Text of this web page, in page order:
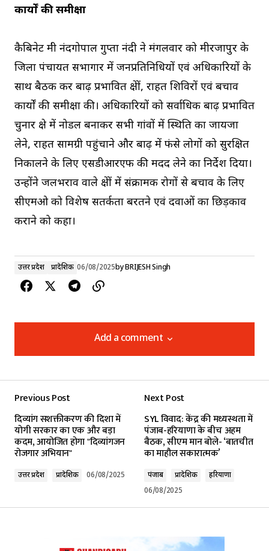
कार्यों की समीक्षा
कैबिनेट मंत्री नंदगोपाल गुप्ता नंदी ने मंगलवार को मीरजापुर के
जिला पंचायत सभागार में जनप्रतिनिधियों एवं अधिकारियों के
साथ बैठक कर बाढ़ प्रभावित क्षेत्रों, राहत शिविरों एवं बचाव
कार्यों की समीक्षा की। अधिकारियों को सर्वाधिक बाढ़ प्रभावित
चुनार क्षेत्र में नोडल बनाकर सभी गांवों में स्थिति का जायजा
लेने, राहत सामग्री पहुंचाने और बाढ़ में फंसे लोगों को सुरक्षित
निकालने के लिए एसडीआरएफ की मदद लेने का निर्देश दिया।
उन्होंने जलभराव वाले क्षेत्रों में संक्रामक रोगों से बचाव के लिए
सीएमओ को विशेष सतर्कता बरतने एवं दवाओं का छिड़काव
कराने को कहा।
उत्तर प्रदेश प्रादेशिक 06/08/2025byBRIJESH Singh
Add a comment
Add a comment
Required fields are marked*
Comment
Previous Post
दिव्यांग सशक्तीकरण की दिशा में
योगी सरकार का एक और बड़ा
कदम, आयोजित होगा "दिव्यांगजन
रोजगार अभियान"
उत्तर प्रदेश प्रादेशिक 06/08/2025
Next Post
SYL विवाद: केंद्र की मध्यस्थता में
पंजाब-हरियाणा के बीच अहम
बैठक, सीएम मान बोले- ‘बातचीत
का माहौल सकारात्मक’
पंजाब प्रादेशिक
हरियाणा
06/08/2025